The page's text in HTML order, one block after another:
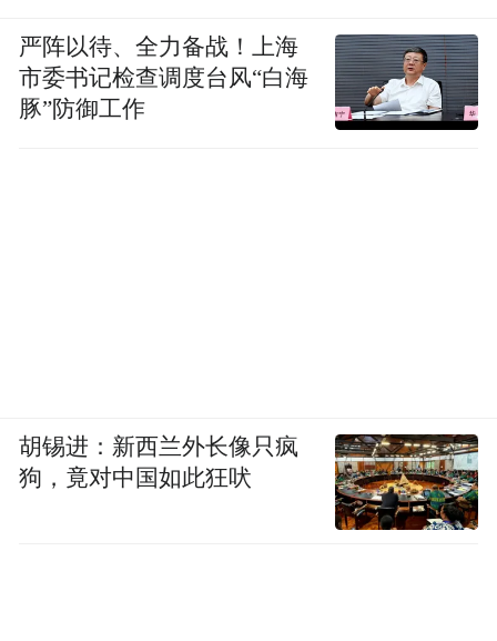
严阵以待、全力备战！上海
市委书记检查调度台风“白海
豚”防御工作
胡锡进：新西兰外长像只疯
狗，竟对中国如此狂吠